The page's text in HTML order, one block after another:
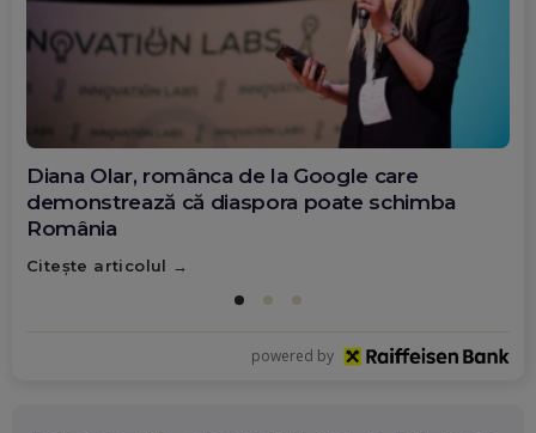
Diana Olar, românca de la Google care
demonstrează că diaspora poate schimba
România
Citește articolul
powered by